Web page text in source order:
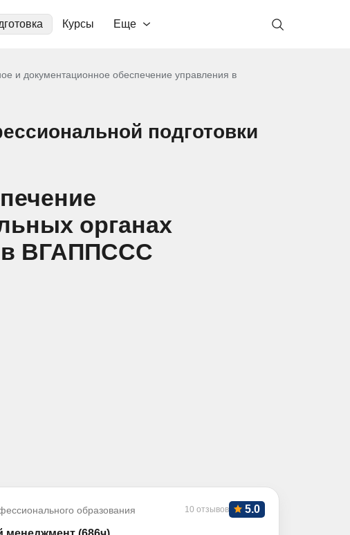
Курсы Еще
и документационное обеспечение управления в
подготовки
органах
в ВГАППССС
образования 10 отзывов 5.0